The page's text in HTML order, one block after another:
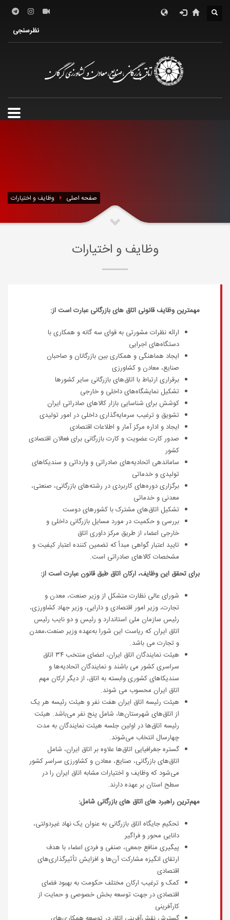
درباره اتاق
معرفی استان
نظرسنجی
وظایف و اختیارات صفحه اصلی
وظایف و اختیارات
مهمترین وظایف قانونی اتاق های بازرگانی عبارت است از:
ارائه نظرات مشورتی به قوای سه گانه و همکاری با
دستگاه‌های اجرایی
ایجاد هماهنگی و همکاری بین بازرگانان و صاحبان
صنایع، معادن و کشاورزی
برقراری ارتباط با اتاق‌های بازرگانی سایر کشورها
تشکیل نمایشگاه‌های داخلی و خارجی
کوشش برای شناسایی بازار کالاهای صادراتی ایران
تشویق و ترغیب سرمایه‌گذاری داخلی در امور تولیدی
ایجاد و اداره مرکز آمار و اطلاعات اقتصادی
صدور کارت عضویت و کارت بازرگانی برای فعالان اقتصادی
کشور
ساماندهی اتحادیه‌های صادراتی و وارداتی و سندیکاهای
تولیدی و خدماتی
برگزاری دوره‌های کاربردی در رشته‌های بازرگانی، صنعتی،
معدنی و خدماتی
تشکیل اتاق‌های مشترک با کشورهای دوست
بررسی و حکمیت در مورد مسایل بازرگانی داخلی و
خارجی اعضاء از طریق مرکز داوری اتاق
تایید اعتبار گواهی مبدأ که تضمین کننده اعتبار کیفیت و
مشخصات کالاهای صادراتی است.
برای تحقق این وظایف، ارکان اتاق طبق قانون عبارت است از:
شورای‌ عالی نظارت متشکل از وزیر صنعت، معدن و
تجارت، وزیر امور اقتصادی و دارایی، وزیر جهاد کشاورزی،
رئیس سازمان ملی استاندارد و رئیس و دو نایب رئیس
اتاق ایران که ریاست این شورا به‌عهده وزیر صنعت،معدن
و تجارت می باشد.
هیئت نمایندگان اتاق ایران، اعضای منتخب ۳۴ اتاق
سراسری کشور می باشند و نمایندگان اتحادیه‌ها و
سندیکاهای کشوری وابسته به اتاق، از دیگر ارکان مهم
اتاق ایران محسوب می شوند.
هیئت‌ رئیسه اتاق ایران هفت نفر و هیئت‌ رئیسه هر یک
از اتاق‌های شهرستان‌ها، شامل پنج نفر می‌باشد. هیئت‌
رئیسه‌ اتاق‌ها در اولین جلسه هیئت نمایندگان به مدت
چهارسال انتخاب می‌شوند.
گستره جغرافیایی اتاق‌ها علاوه بر اتاق ایران، شامل
اتاق‌های بازرگانی، صنایع، معادن و کشاورزی سراسر کشور
می‌شود که وظایف و اختیارات مشابه اتاق ایران را در
سطح استان بر عهده دارند.
مهم‌ترین راهبرد های اتاق های بازرگانی شامل:
تحکیم جایگاه اتاق بازرگانی به عنوان یک نهاد غیردولتی،
دانایی محور و فراگیر
پیگیری منافع جمعی، صنفی و فردی اعضاء با هدف
ارتقای انگیزه مشارکت آن‌ها و افزایش تأثیرگذاری‌های
اقتصادی
کمک و ترغیب ارکان مختلف حکومت به بهبود فضای
اقتصادی در جهت توسعه بخش خصوصی و حمایت از
کارآفرینی